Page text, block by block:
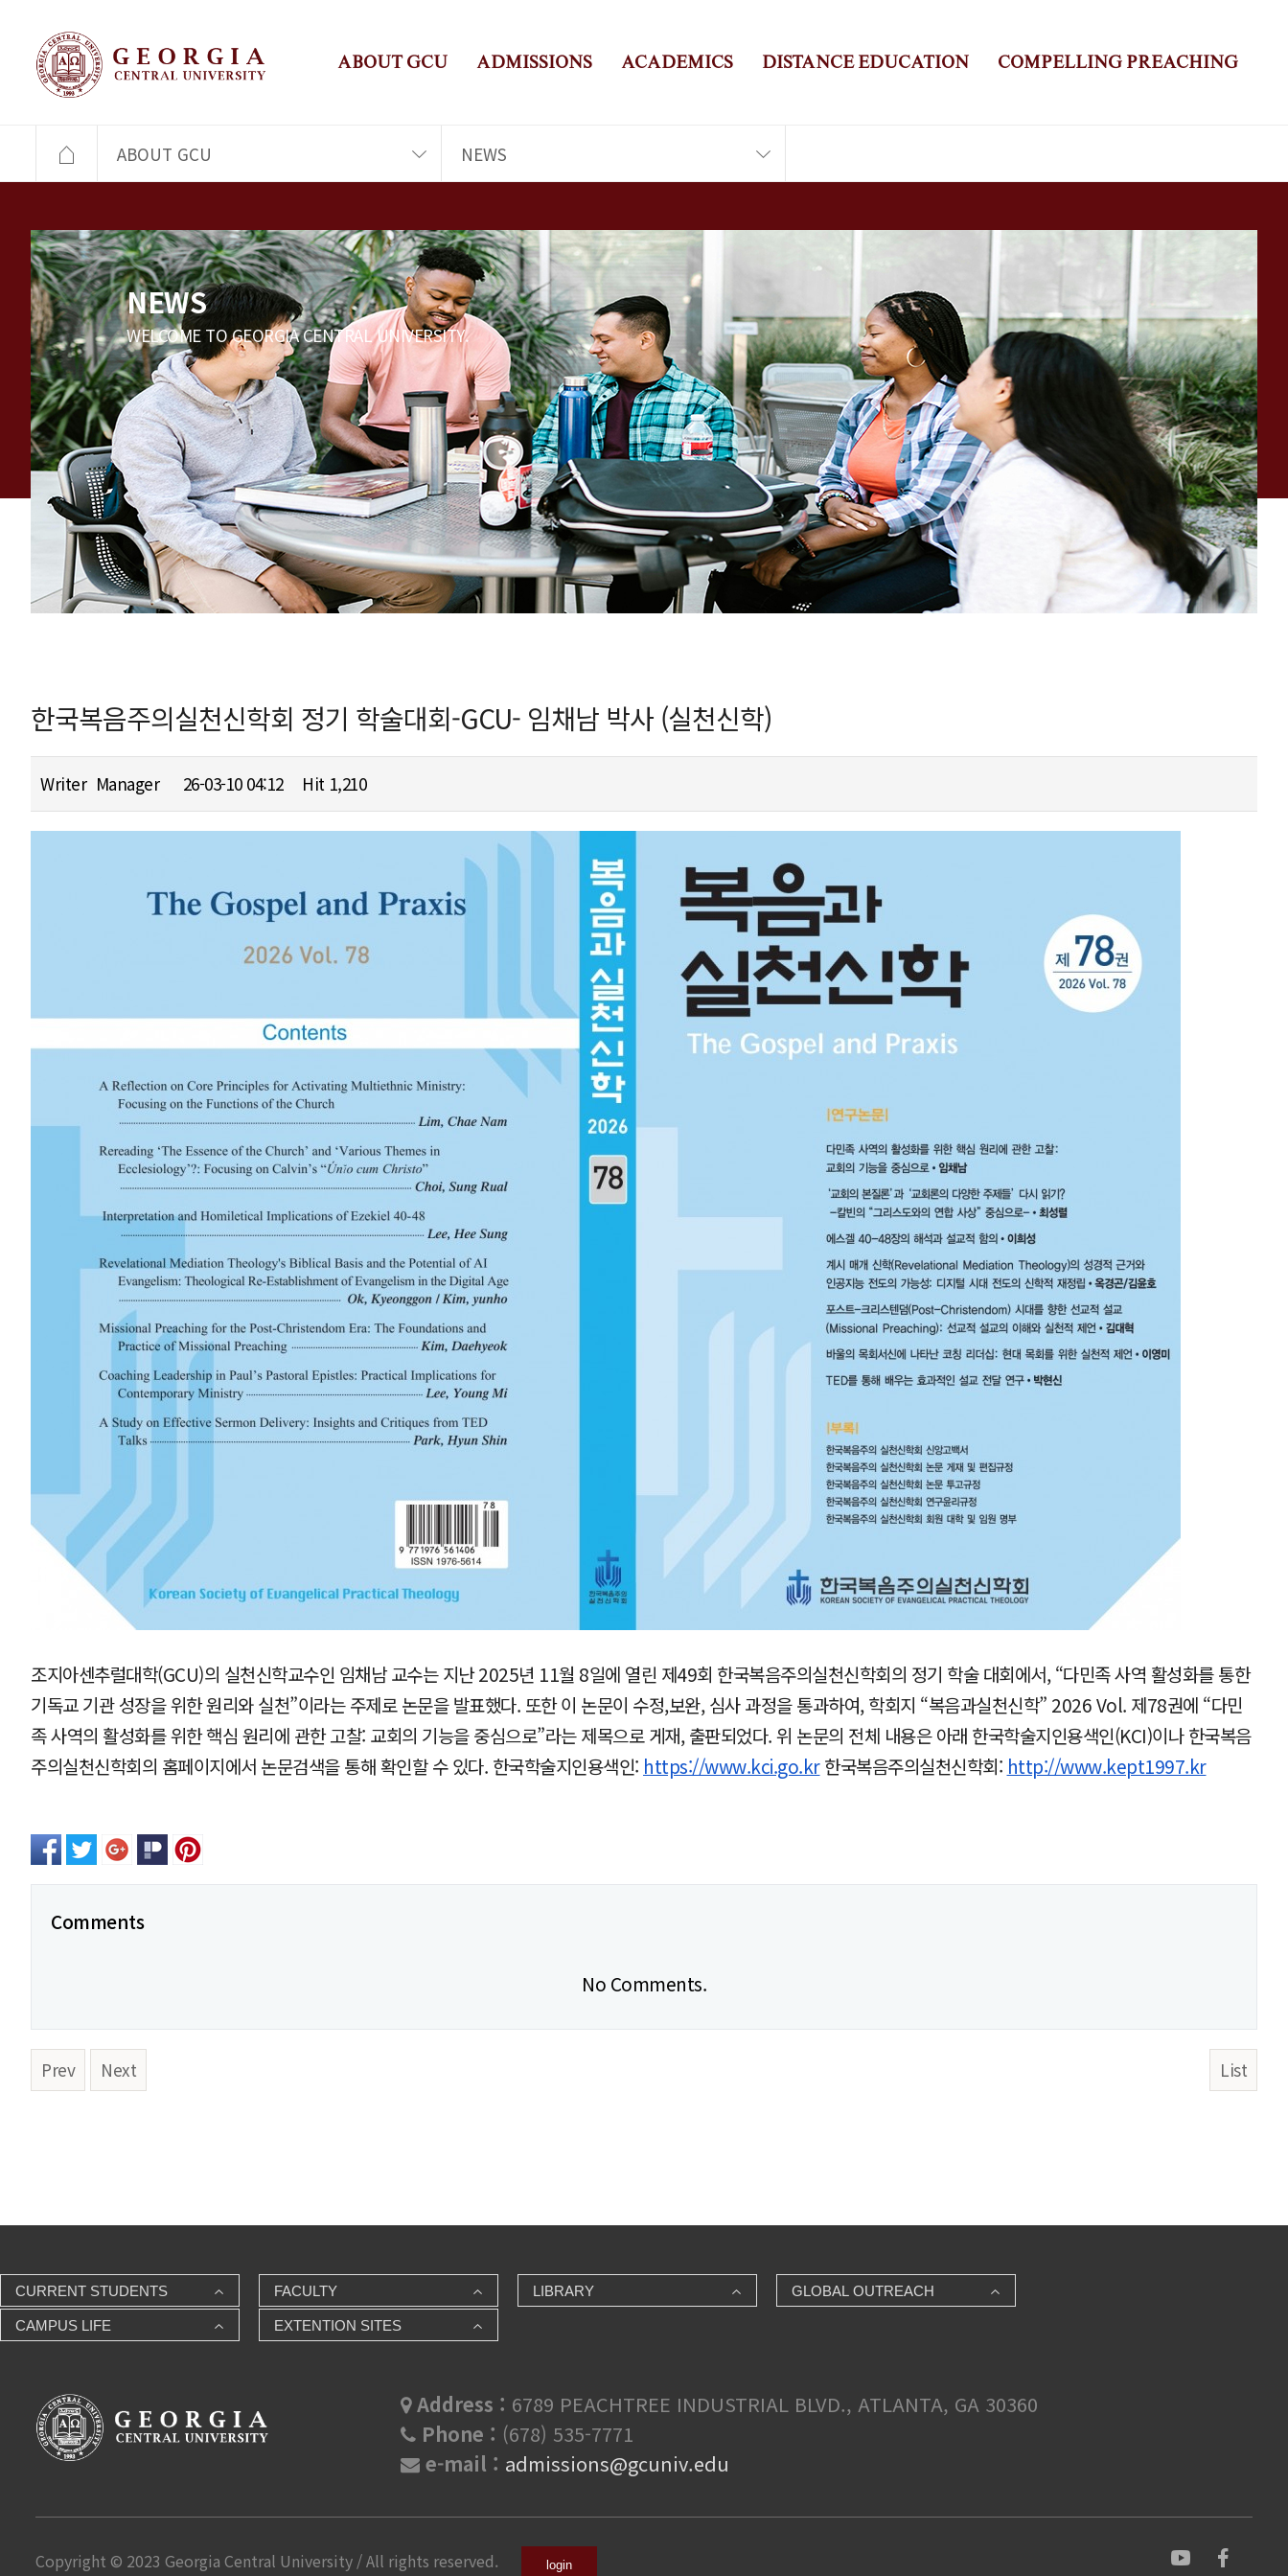
ABOUT GCU ADMISSIONS ACADEMICS DISTANCE EDUCATION COMPELLING PREACHING
ABOUT GCU NEWS
NEWS
WELCOME TO GEORGIA CENTRAL UNIVERSITY.
한국복음주의실천신학회 정기 학술대회-GCU- 임채남 박사 (실천신학)
Writer Manager 26-03-10 04:12 Hit 1,210
조지아센추럴대학(GCU)의 실천신학교수인 임채남 교수는 지난 2025년 11월 8일에 열린 제49회 한국복음주의실천신학회의 정기 학술 대회에서, “다민족 사역 활성화를 통한
기독교 기관 성장을 위한 원리와 실천”이라는 주제로 논문을 발표했다. 또한 이 논문이 수정,보완, 심사 과정을 통과하여, 학회지 “복음과실천신학” 2026 Vol. 제78권에 “다민
족 사역의 활성화를 위한 핵심 원리에 관한 고찰: 교회의 기능을 중심으로”라는 제목으로 게재, 출판되었다. 위 논문의 전체 내용은 아래 한국학술지인용색인(KCI)이나 한국복음
주의실천신학회의 홈페이지에서 논문검색을 통해 확인할 수 있다. 한국학술지인용색인: https://www.kci.go.kr한국복음주의실천신학회: http://www.kept1997.kr
Comments
No Comments.
Prev Next List
CURRENT STUDENTS FACULTY LIBRARY GLOBAL OUTREACH
CAMPUS LIFE EXTENTION SITES
Address : 6789 PEACHTREE INDUSTRIAL BLVD., ATLANTA, GA 30360
Phone : (678) 535-7771
e-mail : admissions@gcuniv.edu
Copyright © 2023 Georgia Central University / All rights reserved.